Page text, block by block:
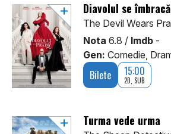
Diavolul se
The Devil Wears
Nota 6.8 / Imdb -
Gen: Comedie,
Bilete 15:00
2D, SUB
Turma vede urma